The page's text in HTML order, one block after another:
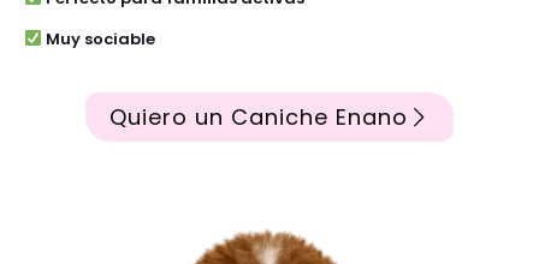
Muy sociable
Quiero un Caniche Enano